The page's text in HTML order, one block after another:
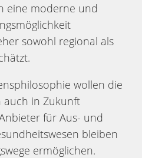
eine moderne und
sowohl regional als
wollen die
auch in Zukunft
für Aus- und
bleiben
ermöglichen.